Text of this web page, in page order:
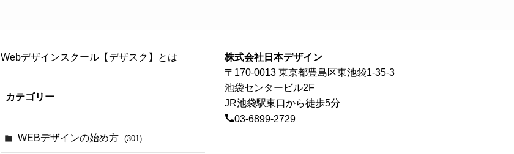
Webデザインスクール【デザスク】とは
カテゴリー
WEBデザインの始め方 (301)
株式会社日本デザイン
〒170-0013 東京都豊島区東池袋1-35-3
池袋センタービル2F
JR池袋駅東口から徒歩5分
03-6899-2729